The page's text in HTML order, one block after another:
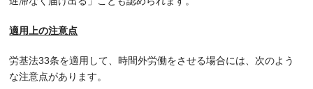
適用上の注意点
労基法33条を適用して、時間外労働をさせる場合には、次のよう
な注意点があります。